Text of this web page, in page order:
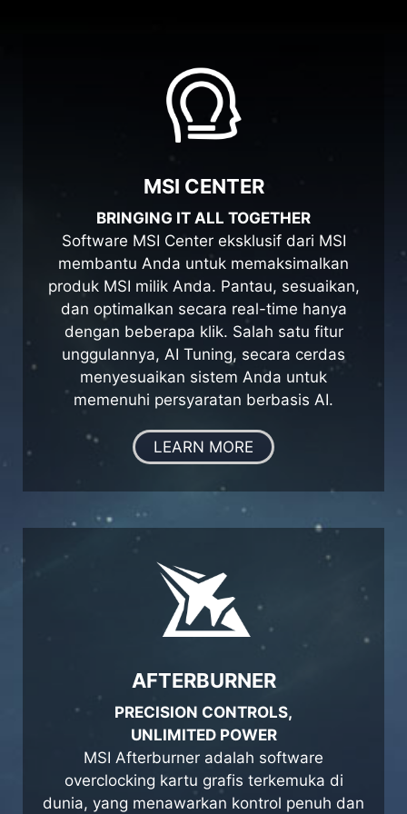
MSI CENTER
BRINGING IT ALL TOGETHER
Software MSI Center eksklusif dari MSI
membantu Anda untuk memaksimalkan
produk MSI milik Anda. Pantau, sesuaikan,
dan optimalkan secara real-time hanya
dengan beberapa klik. Salah satu fitur
unggulannya, AI Tuning, secara cerdas
menyesuaikan sistem Anda untuk
memenuhi persyaratan berbasis AI.
LEARN MORE
AFTERBURNER
PRECISION CONTROLS,
UNLIMITED POWER
MSI Afterburner adalah software
overclocking kartu grafis terkemuka di
dunia, yang menawarkan kontrol penuh dan